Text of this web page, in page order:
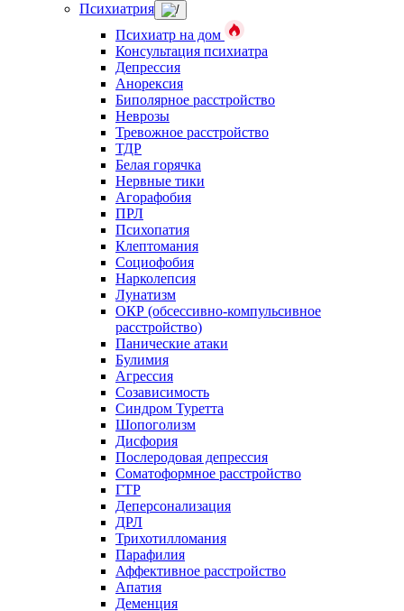
Психиатрия
Психиатр на дом
Консультация психиатра
Депрессия
Анорексия
Биполярное расстройство
Неврозы
Тревожное расстройство
ТДР
Белая горячка
Нервные тики
Агорафобия
ПРЛ
Психопатия
Клептомания
Социофобия
Нарколепсия
Лунатизм
ОКР (обсессивно-компульсивное
расстройство)
Панические атаки
Булимия
Агрессия
Созависимость
Синдром Туретта
Шопоголизм
Дисфория
Послеродовая депрессия
Соматоформное расстройство
ГТР
Деперсонализация
ДРЛ
Трихотилломания
Парафилия
Аффективное расстройство
Апатия
Деменция